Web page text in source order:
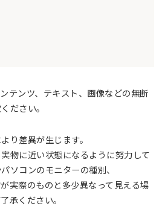
テンツ、テキスト、画像などの無断
ださい。
り差異が生じます。
物に近い状態になるように努力して
ソコンのモニターの種別、
実際のものと多少異なって見える場
承ください。